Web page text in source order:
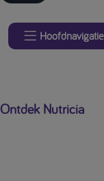
Hoofdnavigatie
Ontdek Nutricia